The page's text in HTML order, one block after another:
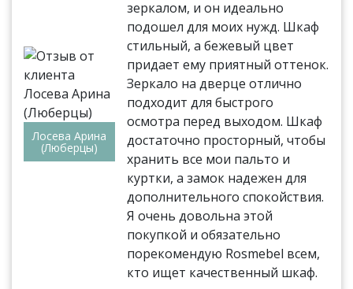
Лосева Арина
(Люберцы)
зеркалом, и он идеально
подошел для моих нужд. Шкаф
стильный, а бежевый цвет
придает ему приятный оттенок.
Зеркало на дверце отлично
подходит для быстрого
осмотра перед выходом. Шкаф
достаточно просторный, чтобы
хранить все мои пальто и
куртки, а замок надежен для
дополнительного спокойствия.
Я очень довольна этой
покупкой и обязательно
порекомендую Rosmebel всем,
кто ищет качественный шкаф.